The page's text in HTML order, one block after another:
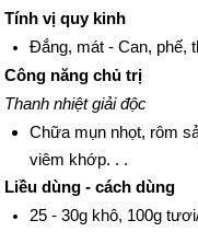
Tính vị quy kinh
Đắng, mát - Can, phế,
Công năng chủ trị
Thanh nhiệt giải độc
Chữa mụn nhọt, rôm
viêm khớp. . .
Liều dùng - cách dùng
25 - 30g khô, 100g